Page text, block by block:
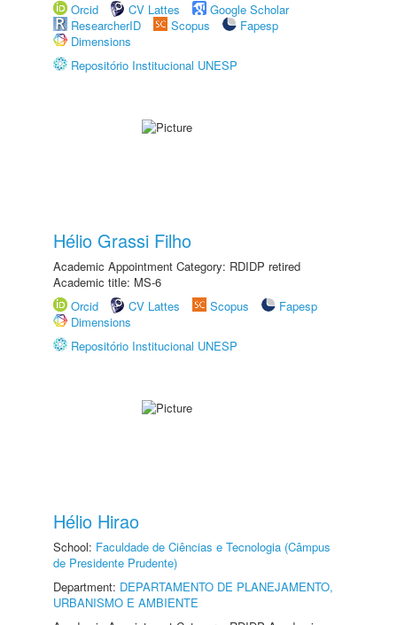
Orcid
CV Lattes
Google Scholar
ResearcherID
Scopus
Fapesp
Dimensions
Repositório Institucional UNESP
Hélio Grassi Filho
Academic Appointment Category: RDIDP retired
Academic title: MS-6
Orcid
CV Lattes Scopus
Fapesp
Dimensions
Repositório Institucional UNESP
Hélio Hirao
School: Faculdade de Ciências e Tecnologia (Câmpus
de Presidente Prudente)
Department: DEPARTAMENTO DE PLANEJAMENTO,
URBANISMO E AMBIENTE